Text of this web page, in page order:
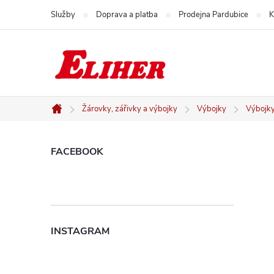
Služby Doprava a platba Prodejna Pardubice
Domů
Žárovky, zářivky a výbojky Výbojky
P
s
FACEBOOK
INSTAGRAM